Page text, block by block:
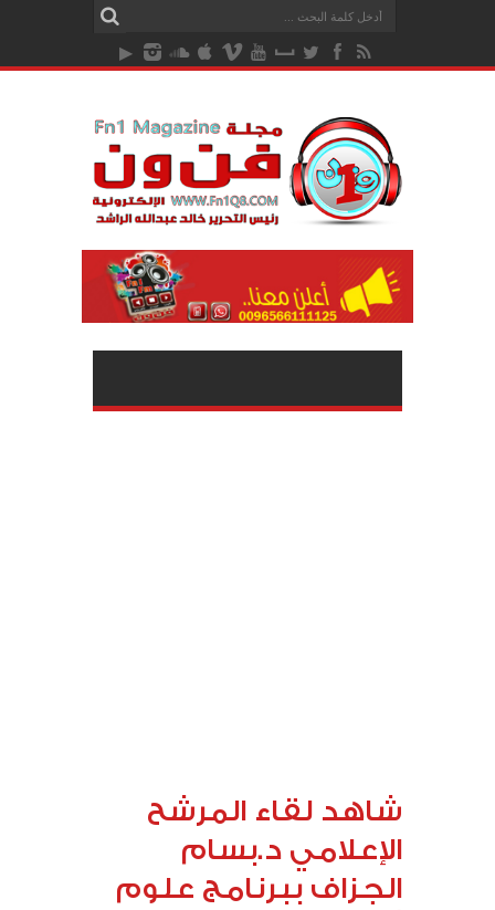
شاهد لقاء المرشح
الإعلامي د.بسام
الجزاف ببرنامج علوم